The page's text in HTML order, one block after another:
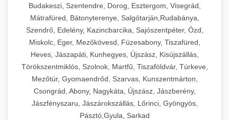
Budakeszi, Szentendre, Dorog, Esztergom, Visegrád,
Mátrafüred, Bátonyterenye, Salgótarján,Rudabánya,
Szendrő, Edelény, Kazincbarcika, Sajószentpéter, Ózd,
Miskolc, Eger, Mezőkövesd, Füzesabony, Tiszafüred,
Heves, Jászapáti, Kunhegyes, Újszász, Kisújszállás,
Törökszentmiklós, Szolnok, Martfű, Tiszaföldvár, Túrkeve,
Mezőtúr, Gyomaendrőd, Szarvas, Kunszentmárton,
Csongrád, Abony, Nagykáta, Újszász, Jászberény,
Jászfényszaru, Jászárokszállás, Lőrinci, Gyöngyös,
Pásztó,Gyula, Sarkad